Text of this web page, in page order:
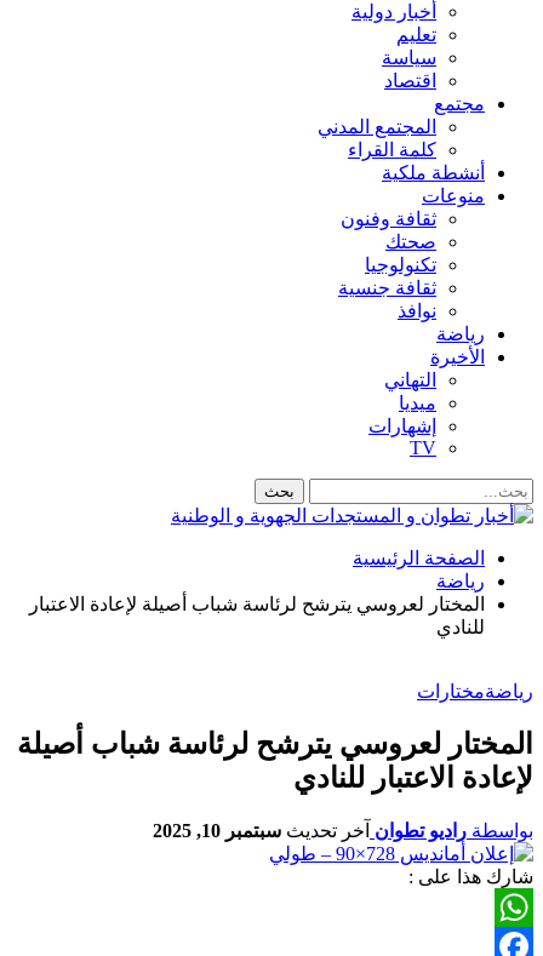
أخبار دولية
تعليم
سياسة
اقتصاد
مجتمع
المجتمع المدني
كلمة القراء
أنشطة ملكية
منوعات
ثقافة وفنون
صحتك
تكنولوجيا
ثقافة جنسية
نوافذ
رياضة
الأخيرة
التهاني
ميديا
إشهارات
TV
الصفحة الرئيسية
رياضة
المختار لعروسي يترشح لرئاسة شباب أصيلة لإعادة الاعتبار
للنادي
رياضةمختارات
المختار لعروسي يترشح لرئاسة شباب أصيلة
لإعادة الاعتبار للنادي
بواسطة راديو تطوان آخر تحديث سبتمبر 10, 2025
شارك هذا على :
WhatsApp